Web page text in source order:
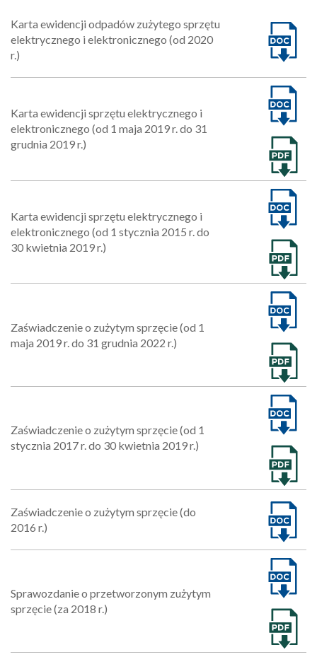
Karta ewidencji odpadów zużytego sprzętu
elektrycznego i elektronicznego (od 2020
r.)
Karta ewidencji sprzętu elektrycznego i
elektronicznego (od 1 maja 2019 r. do 31
grudnia 2019 r.)
Karta ewidencji sprzętu elektrycznego i
elektronicznego (od 1 stycznia 2015 r. do
30 kwietnia 2019 r.)
Zaświadczenie o zużytym sprzęcie (od 1
maja 2019 r. do 31 grudnia 2022 r.)
Zaświadczenie o zużytym sprzęcie (od 1
stycznia 2017 r. do 30 kwietnia 2019 r.)
Zaświadczenie o zużytym sprzęcie (do
2016 r.)
Sprawozdanie o przetworzonym zużytym
sprzęcie (za 2018 r.)